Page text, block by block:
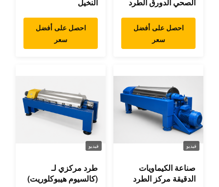
احصل على أفضل
سعر
احصل على أفضل
سعر
فيديو
صناعة الكيماويات
الدقيقة مركز الطرد
فيديو
طرد مركزي لـ
(كالسيوم هيبوكلوريت)